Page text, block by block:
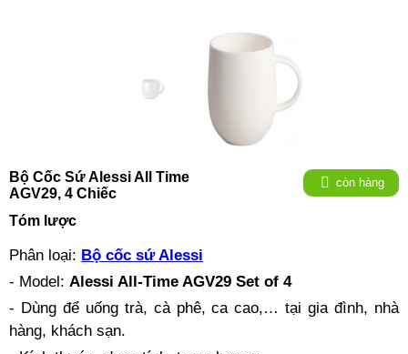
Bộ Cốc Sứ Alessi All Time
AGV29, 4 Chiếc
còn hàng
Tóm lược
Phân loại: Bộ cốc sứ Alessi
- Model: Alessi All-Time AGV29 Set of 4
- Dùng để uống trà, cà phê, ca cao,… tại gia đình, nhà
hàng, khách sạn.